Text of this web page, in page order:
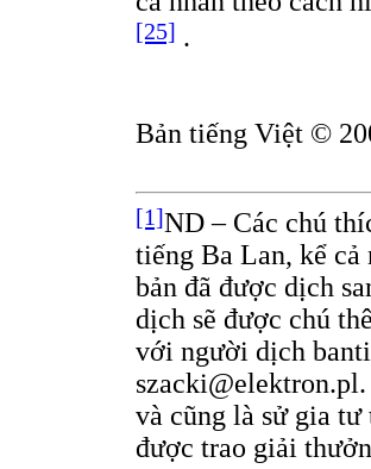
[25] .
Bản tiếng Việt ©
[1]ND – Các chú
tiếng Ba Lan, kể cả
bản đã được dịch
dịch sẽ được chú
với người dịch
và cũng là sử gia
được trao giải